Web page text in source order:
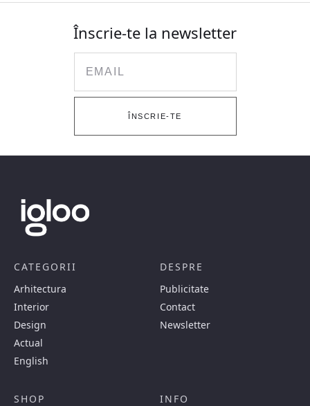
Înscrie-te la newsletter
ÎNSCRIE-TE
CATEGORII
Arhitectura
Interior
Design
Actual
English
DESPRE
Publicitate
Contact
Newsletter
SHOP
INFO